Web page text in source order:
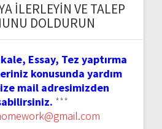
İLERLEYIN VE TALEP
DOLDURUN
Essay, Tez yaptırma
konusunda yardım
mail adresimizden
***